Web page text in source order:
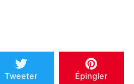
Tweeter Épingler